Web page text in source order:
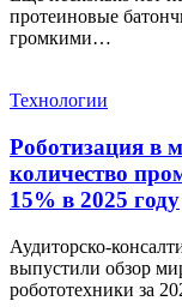
протеиновые
громкими…
Технологии
Роботизация в
количество
15% в 2025 году
Аудиторско-
выпустили обзор
робототехники за